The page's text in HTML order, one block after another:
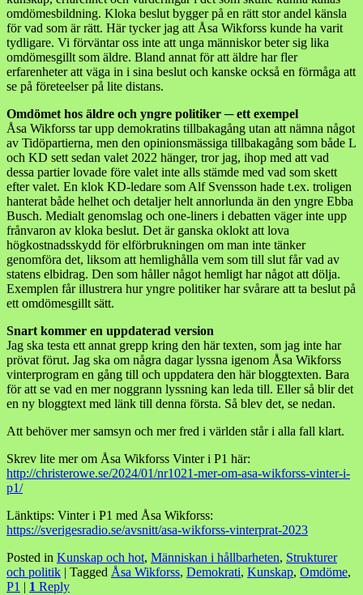
omdömesbildning. Kloka beslut bygger på en rätt stor andel känsla
för vad som är rätt. Här tycker jag att Åsa Wikforss kunde ha varit
tydligare. Vi förväntar oss inte att unga människor beter sig lika
omdömesgillt som äldre. Bland annat för att äldre har fler
erfarenheter att väga in i sina beslut och kanske också en förmåga att
se på företeelser på lite distans.
Omdömet hos äldre och yngre politiker ─ ett exempel
Åsa Wikforss tar upp demokratins tillbakagång utan att nämna något
av Tidöpartierna, men den opinionsmässiga tillbakagång som både L
och KD sett sedan valet 2022 hänger, tror jag, ihop med att vad
dessa partier lovade före valet inte alls stämde med vad som skett
efter valet. En klok KD-ledare som Alf Svensson hade t.ex. troligen
hanterat både helhet och detaljer helt annorlunda än den yngre Ebba
Busch. Medialt genomslag och one-liners i debatten väger inte upp
frånvaron av kloka beslut. Det är ganska oklokt att lova
högkostnadsskydd för elförbrukningen om man inte tänker
genomföra det, liksom att hemlighålla vem som till slut får vad av
statens elbidrag. Den som håller något hemligt har något att dölja.
Exemplen får illustrera hur yngre politiker har svårare att ta beslut på
ett omdömesgillt sätt.
Snart kommer en uppdaterad version
Jag ska testa ett annat grepp kring den här texten, som jag inte har
prövat förut. Jag ska om några dagar lyssna igenom Åsa Wikforss
vinterprogram en gång till och uppdatera den här bloggtexten. Bara
för att se vad en mer noggrann lyssning kan leda till. Eller så blir det
en ny bloggtext med länk till denna första. Så blev det, se nedan.
Att behöver mer samsyn och mer fred i världen står i alla fall klart.
Skrev lite mer om Åsa Wikforss Vinter i P1 här:
http://christerowe.se/2024/01/nr1021-mer-om-asa-wikforss-vinter-i-
p1/
Länktips: Vinter i P1 med Åsa Wikforss:
https://sverigesradio.se/avsnitt/asa-wikforss-vinterprat-2023
Posted in Kunskap och hot, Människan i hållbarheten, Strukturer
och politik | Tagged Åsa Wikforss, Demokrati, Kunskap, Omdöme,
P1 | 1 Reply